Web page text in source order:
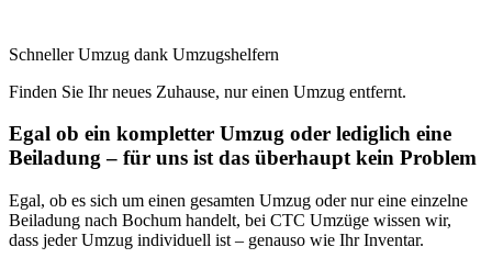
Schneller Umzug dank Umzugshelfern
Finden Sie Ihr neues Zuhause, nur einen Umzug entfernt.
Egal ob ein kompletter Umzug oder lediglich eine
Beiladung – für uns ist das überhaupt kein Problem
Egal, ob es sich um einen gesamten Umzug oder nur eine einzelne
Beiladung nach Bochum handelt, bei CTC Umzüge wissen wir,
dass jeder Umzug individuell ist – genauso wie Ihr Inventar.